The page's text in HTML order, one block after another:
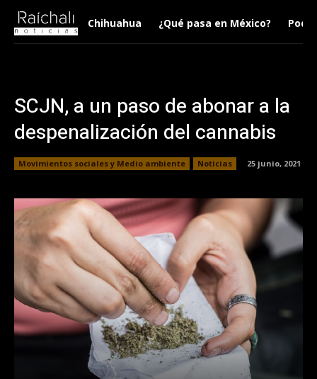
Chihuahua ¿Qué pasa en México?
SCJN, a un paso de abonar a la
despenalización del cannabis
Movimientos sociales y Medio ambiente Noticias 25 junio, 2021